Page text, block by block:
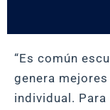
“Es común
genera
individual.